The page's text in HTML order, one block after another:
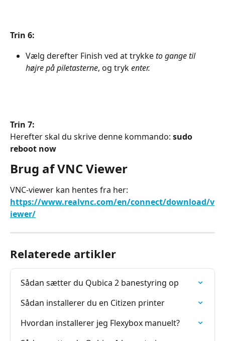
Trin 6:
Vælg derefter Finish ved at trykke to gange til
højre på piletasterne, og tryk enter.
Trin 7:
Herefter skal du skrive denne kommando: sudo
reboot now
Brug af VNC Viewer
VNC-viewer kan hentes fra her:
https://www.realvnc.com/en/connect/download/v
iewer/
Relaterede artikler
Sådan sætter du Qubica 2 banestyring op
Sådan installerer du en Citizen printer
Hvordan installerer jeg Flexybox manuelt?